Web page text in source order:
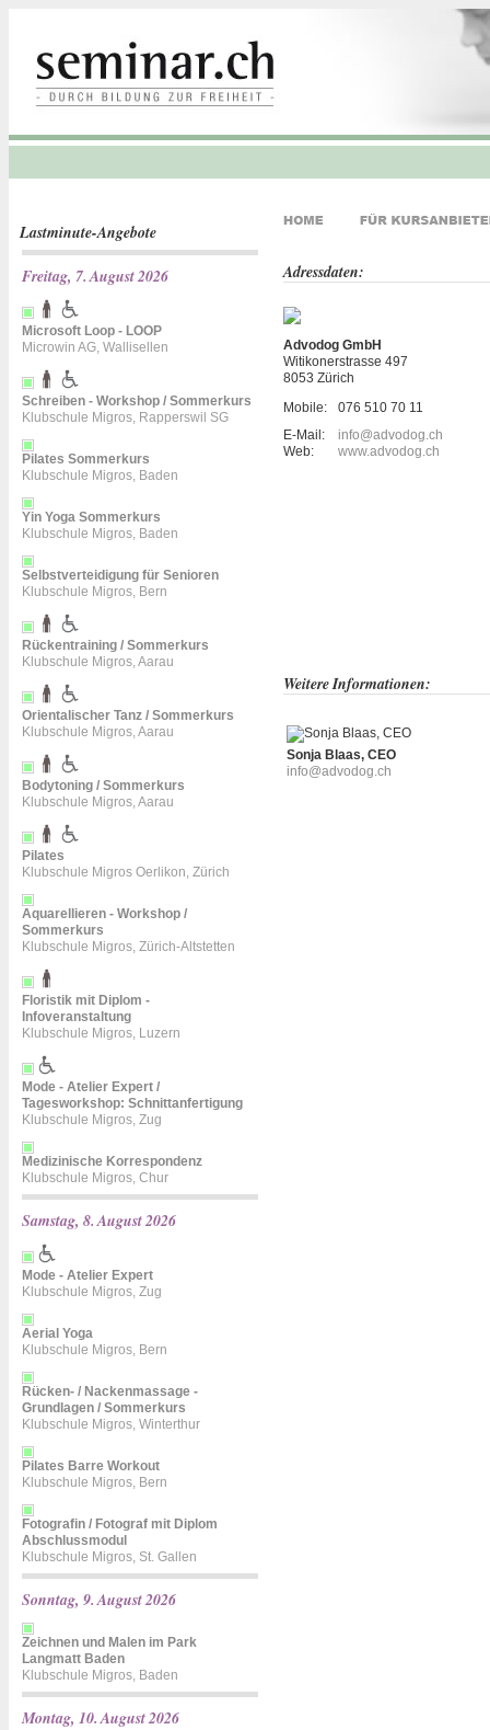
Lastminute-Angebote
Freitag, 7. August 2026
Microsoft Loop - LOOP
Microwin AG, Wallisellen
Schreiben - Workshop / Sommerkurs
Klubschule Migros, Rapperswil SG
Pilates Sommerkurs
Klubschule Migros, Baden
Yin Yoga Sommerkurs
Klubschule Migros, Baden
Selbstverteidigung für Senioren
Klubschule Migros, Bern
Rückentraining / Sommerkurs
Klubschule Migros, Aarau
Orientalischer Tanz / Sommerkurs
Klubschule Migros, Aarau
Bodytoning / Sommerkurs
Klubschule Migros, Aarau
Pilates
Klubschule Migros Oerlikon, Zürich
Aquarellieren - Workshop /
Sommerkurs
Klubschule Migros, Zürich-Altstetten
Floristik mit Diplom -
Infoveranstaltung
Klubschule Migros, Luzern
Mode - Atelier Expert /
Tagesworkshop: Schnittanfertigung
Klubschule Migros, Zug
Medizinische Korrespondenz
Klubschule Migros, Chur
Samstag, 8. August 2026
Mode - Atelier Expert
Klubschule Migros, Zug
Aerial Yoga
Klubschule Migros, Bern
Rücken- / Nackenmassage -
Grundlagen / Sommerkurs
Klubschule Migros, Winterthur
Pilates Barre Workout
Klubschule Migros, Bern
Fotografin / Fotograf mit Diplom
Abschlussmodul
Klubschule Migros, St. Gallen
Sonntag, 9. August 2026
Zeichnen und Malen im Park
Langmatt Baden
Klubschule Migros, Baden
Montag, 10. August 2026
Adressdaten:
Advodog GmbH
Witikonerstrasse 497
8053 Zürich
Mobile:
076 510 70 11
E-Mail:
info@advodog.ch
Web:
www.advodog.ch
Weitere Informationen:
Sonja Blaas, CEO
info@advodog.ch